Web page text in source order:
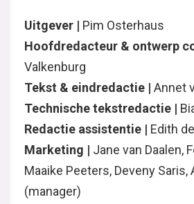
Uitgever | Pim Osterhaus
Hoofdredacteur & ontwerp
Valkenburg
Tekst & eindredactie | Annet
Technische tekstredactie |
Redactie assistentie | Edith
Marketing | Jane van Daalen,
Maaike Peeters, Deveny Saris,
(manager)